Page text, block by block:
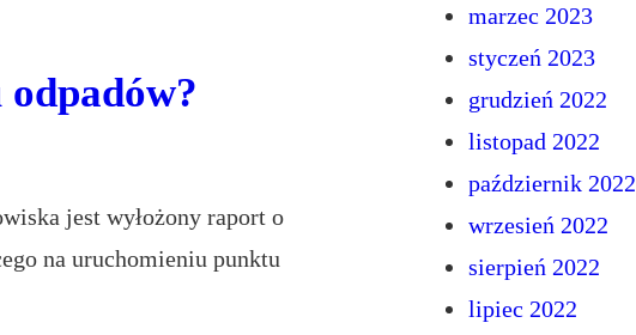
jest wyłożony raport o
na uruchomieniu punktu
marzec 2023
styczeń 2023
grudzień 2022
listopad 2022
październik 2022
wrzesień 2022
sierpień 2022
lipiec 2022